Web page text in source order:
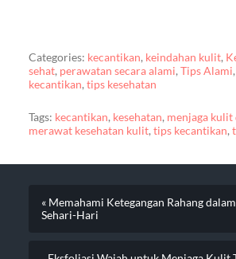
Categories: kecantikan, keindahan kulit,
sehat, perawatan secara alami, Tips Alami,
kecantikan, tips kesehatan
Tags: kecantikan, kesehatan, menjaga
merawat kesehatan kulit, tips kecantikan,
« Memahami Ketegangan Rahang
Sehari-Hari